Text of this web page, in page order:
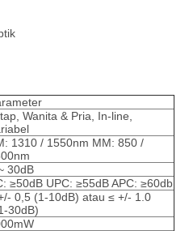
Wanita & Pria, In-line,
1310 / 1550nm MM: 850 /
30dB
≥50dB UPC: ≥55dB APC: ≥60db
0,5 (1-10dB) atau ≤ +/- 1.0
30dB)